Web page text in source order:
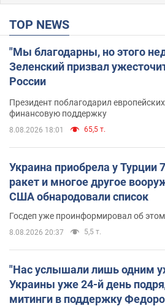
TOP NEWS
"Мы благодарны, но этого
Зеленский призвал
России
Президент поблагодарил
финансовую поддержку
8.08.2026 18:01 65,5 т.
Украина приобрела у Турции
ракет и многое другое
США обнародовали список
Госдеп уже проинформировал об
8.08.2026 20:37 5,5 т.
"Нас услышали лишь одним
Украины уже 24-й день
митинги в поддержку